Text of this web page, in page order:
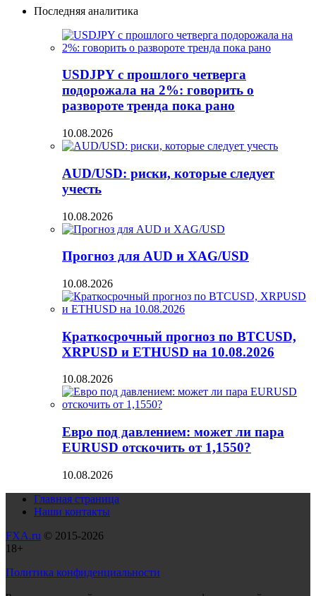
Последняя аналитика
USDJPY с прошлого четверга
подорожала на 2%: говорить о
развороте тренда пока рано
10.08.2026
AUD/USD: риски, которые следует
учесть
10.08.2026
Прогноз для AUD и XAG/USD
10.08.2026
Краткосрочный прогноз по BTCUSD,
XRPUSD и ETHUSD на 10.08.2026
10.08.2026
Евро под давлением: может ли пара
EURUSD отскочить от 1,1550?
10.08.2026
Главная страница
Наши контакты
FXA.ru © 2015-2026
18+
Политика конфиденциальности